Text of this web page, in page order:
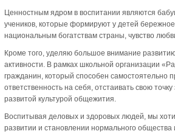
Ценностным ядром в воспитании являются
учеников, которые формируют у детей
национальным богатствам страны, чувство
Кроме того, уделяю большое внимание
активности. В рамках школьной организации
гражданин, который способен самостоятельно
ответственность на себя, отстаивать свою
развитой культурой общежития.
Воспитывая деловых и здоровых людей, мы
развитии и становлении нормального